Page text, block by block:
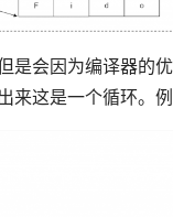
是会因为编译器的
来这是一个循环。